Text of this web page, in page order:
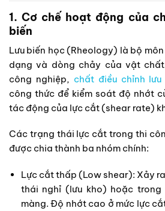
1. Cơ chế hoạt động của
biến
Lưu biến học (Rheology) là bộ
dạng và dòng chảy của vật
công nghiệp, chất điều chỉnh lưu
công thức để kiểm soát độ nhớt
tác động của lực cắt (shear rate)
Các trạng thái lực cắt trong thi
được chia thành ba nhóm chính:
Lực cắt thấp (Low shear): Xảy
thái nghỉ (lưu kho) hoặc trong
màng. Độ nhớt cao ở mức lực